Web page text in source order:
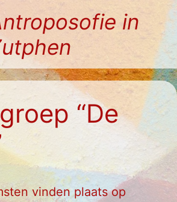
in
“De
vinden plaats op